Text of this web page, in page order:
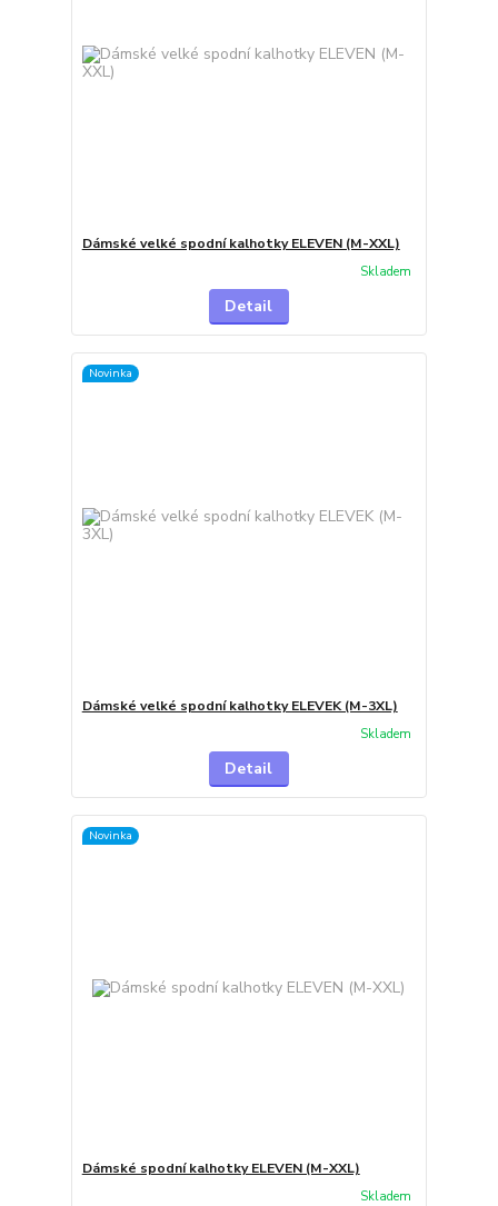
Dámské velké spodní kalhotky ELEVEN (M-XXL)
Skladem
Detail
Novinka
Dámské velké spodní kalhotky ELEVEK (M-3XL)
Skladem
Detail
Novinka
Dámské spodní kalhotky ELEVEN (M-XXL)
Skladem